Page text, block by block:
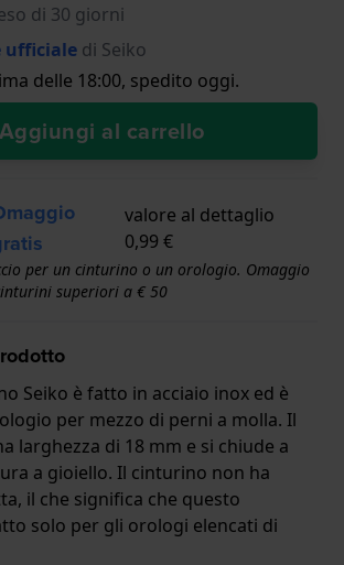
di 30 giorni
ufficiale di Seiko
delle 18:00, spedito oggi.
Aggiungi al carrello
valore al dettaglio
0,99 €
per un cinturino o un orologio. Omaggio
superiori a € 50
Seiko è fatto in acciaio inox ed è
per mezzo di perni a molla. Il
larghezza di 18 mm e si chiude a
a gioiello. Il cinturino non ha
il che significa che questo
solo per gli orologi elencati di